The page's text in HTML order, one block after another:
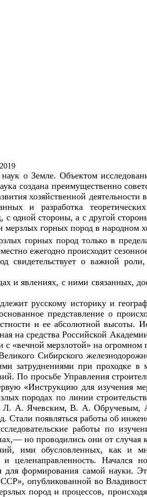
о Земле. Объектом
создана преимущественно
хозяйственной
и разработка
с одной стороны, а с другой
мерзлых горных пород в народном
горных пород только в
ежегодно происходит
свидетельствует о важной
и явлениях, с ними связанных,
русскому историку и
представление о
и ее абсолютной высоты.
на средства Российской
«вечной мерзлотой» на
Сибирского
затруднениями при проходке
По просьбе Управления
первую «Инструкцию для
породах по линии
Л. А. Ячевским, В. А.
Стали появляться работы об
работы по
но проводились они от случая
ими обусловленных, как и
целенаправленность.
для формирования самой
опубликованной во
пород и процессов,